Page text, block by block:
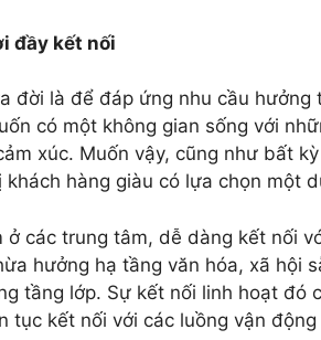
đầy kết nối
đời là để đáp ứng nhu cầu
có một không gian sống với
xúc. Muốn vậy, cũng như bất
hàng giàu có lựa chọn một
các trung tâm, dễ dàng kết nối
hưởng hạ tầng văn hóa, xã hội
tầng lớp. Sự kết nối linh hoạt đó
tục kết nối với các luồng vận